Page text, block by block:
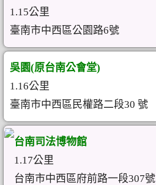
1.15公里
臺南市中西區公園路6號
吳園(原台南公會堂)
1.16公里
臺南市中西區民權路二段30 號
台南司法博物館
1.17公里
台南市中西區府前路一段307號